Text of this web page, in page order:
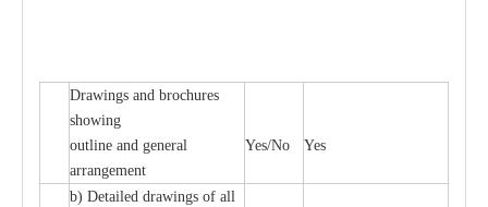
Drawings and brochures
showing
outline and general
arrangement
Yes/No Yes
b) Detailed drawings of all